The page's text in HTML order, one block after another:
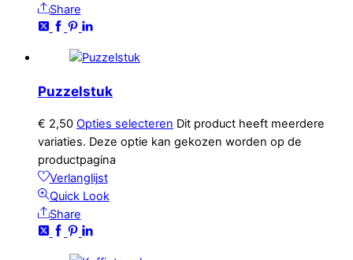
Share
Puzzelstuk
€ 2,50 Opties selecteren Dit product heeft meerdere
variaties. Deze optie kan gekozen worden op de
productpagina
Verlanglijst
Quick Look
Share